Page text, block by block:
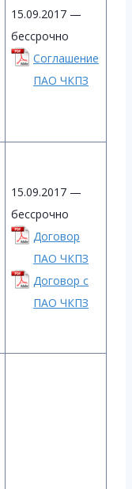
15.09.2017 —
бессрочно
Соглашение
ПАО ЧКПЗ
15.09.2017 —
бессрочно
Договор
ПАО ЧКПЗ
Договор с
ПАО ЧКПЗ